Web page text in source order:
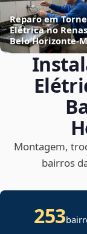
Reparo em
Elétrica no
Belo
Montagem,
bairros
253